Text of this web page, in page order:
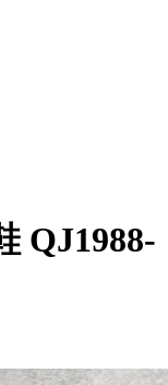
QJ1988-